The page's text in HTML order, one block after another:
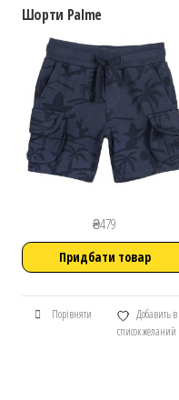
Шорти Palme
₴479
Придбати товар
Порівняти
Добавить в
список желаний